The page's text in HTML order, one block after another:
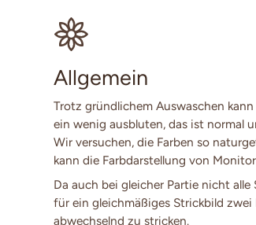
Allgemein
Trotz gründlichem Auswaschen
ein wenig ausbluten, das ist normal
Wir versuchen, die Farben so
kann die Farbdarstellung von
Da auch bei gleicher Partie nicht
für ein gleichmäßiges Strickbild zwei
abwechselnd zu stricken.